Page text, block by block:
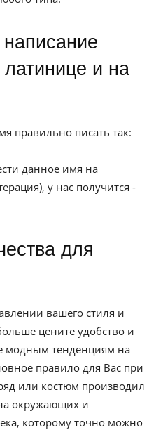
и на
правильно писать так:
данное имя на
у нас получится -
вашего стиля и
цените удобство и
модным тенденциям на
правило для Вас при
или костюм производил
окружающих и
которому точно можно